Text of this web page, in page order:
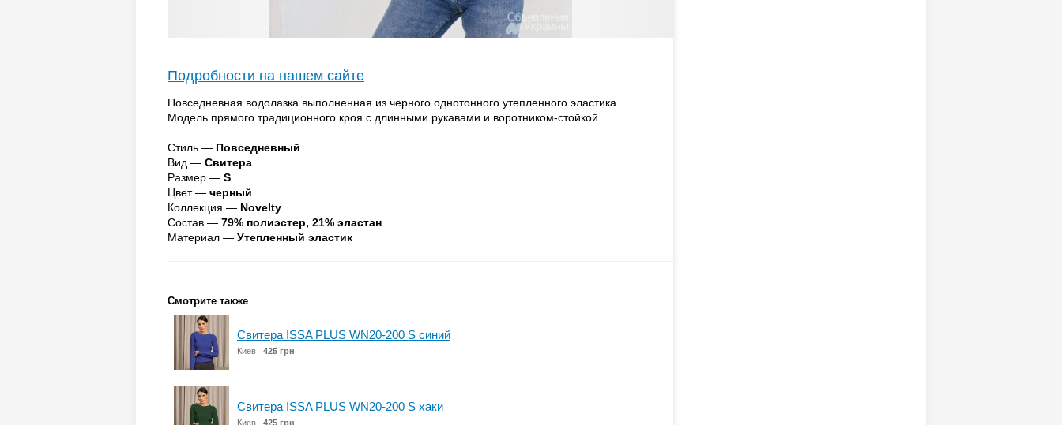
Подробности на нашем сайте
Повседневная водолазка выполненная из черного однотонного утепленного эластика.
Модель прямого традиционного кроя с длинными рукавами и воротником-стойкой.
Стиль — Повседневный
Вид — Свитера
Размер — S
Цвет — черный
Коллекция — Novelty
Состав — 79% полиэстер, 21% эластан
Материал — Утепленный эластик
Смотрите также
Свитера ISSA PLUS WN20-200 S синий
Киев 425 грн
Свитера ISSA PLUS WN20-200 S хаки
Киев 425 грн